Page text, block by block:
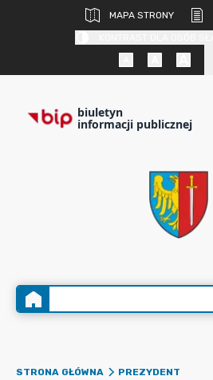
MAPA STRONY
biuletyn
informacji publicznej
STRONA GŁÓWNA
PREZYDENT